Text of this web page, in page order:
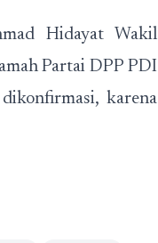
Hidayat Wakil
Partai DPP PDI
karena